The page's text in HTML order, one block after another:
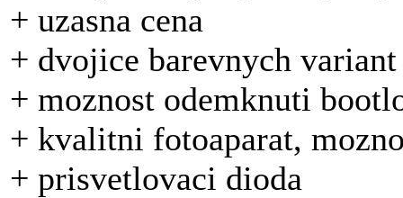
+ uzasna cena
+ dvojice barevnych variant
+ moznost odemknuti
+ kvalitni fotoaparat,
+ prisvetlovaci dioda